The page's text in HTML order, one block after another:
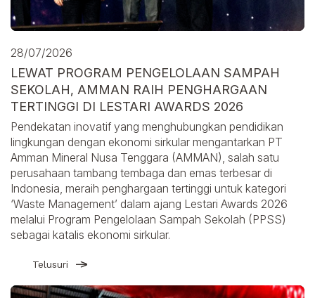
28/07/2026
LEWAT PROGRAM PENGELOLAAN SAMPAH
SEKOLAH, AMMAN RAIH PENGHARGAAN
TERTINGGI DI LESTARI AWARDS 2026
Pendekatan inovatif yang menghubungkan pendidikan
lingkungan dengan ekonomi sirkular mengantarkan PT
Amman Mineral Nusa Tenggara (AMMAN), salah satu
perusahaan tambang tembaga dan emas terbesar di
Indonesia, meraih penghargaan tertinggi untuk kategori
‘Waste Management’ dalam ajang Lestari Awards 2026
melalui Program Pengelolaan Sampah Sekolah (PPSS)
sebagai katalis ekonomi sirkular.
Telusuri